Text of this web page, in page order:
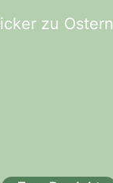
zu Ostern